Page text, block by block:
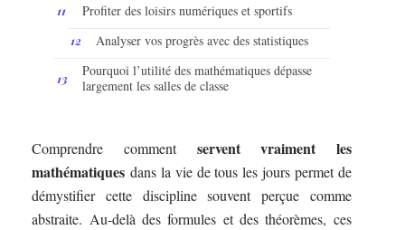
Profiter des loisirs numériques et sportifs
Analyser vos progrès avec des statistiques
Pourquoi l’utilité des mathématiques dépasse
largement les salles de classe
Comprendre comment servent vraiment les
mathématiques dans la vie de tous les jours permet de
démystifier cette discipline souvent perçue comme
abstraite. Au-delà des formules et des théorèmes, ces